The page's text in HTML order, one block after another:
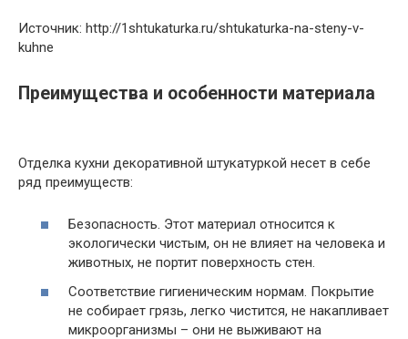
Источник: http://1shtukaturka.ru/shtukaturka-na-steny-v-
kuhne
Преимущества и особенности материала
Отделка кухни декоративной штукатуркой несет в себе
ряд преимуществ:
Безопасность. Этот материал относится к
экологически чистым, он не влияет на человека и
животных, не портит поверхность стен.
Соответствие гигиеническим нормам. Покрытие
не собирает грязь, легко чистится, не накапливает
микроорганизмы – они не выживают на